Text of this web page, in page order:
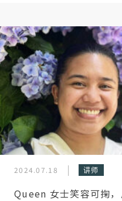
2024.07.18 讲师
Queen 女士笑容可掬